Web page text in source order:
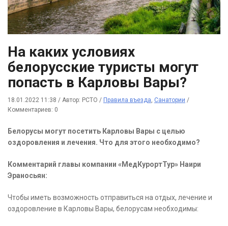
На каких условиях
белорусские туристы могут
попасть в Карловы Вары?
18.01.2022 11:38 / Автор: РСТО / Правила въезда, Санатории /
Комментариев: 0
Белорусы могут посетить Карловы Вары с целью
оздоровления и лечения. Что для этого необходимо?
Комментарий главы компании «МедКурортТур» Наири
Эраносьян:
Чтобы иметь возможность отправиться на отдых, лечение и
оздоровление в Карловы Вары, белорусам необходимы: